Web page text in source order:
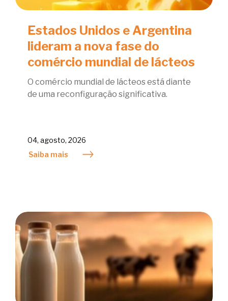
Estados Unidos e Argentina
lideram a nova fase do
comércio mundial de lácteos
O comércio mundial de lácteos está diante
de uma reconfiguração significativa.
04, agosto, 2026
Saiba mais